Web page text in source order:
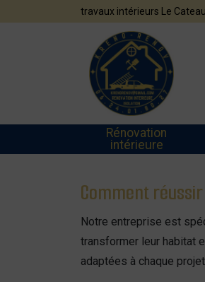
travaux intérieurs Le
Rénovation
intérieure
Comment
Notre entreprise est
transformer leur habitat
adaptées à chaque
Panneau de gestion des cookies